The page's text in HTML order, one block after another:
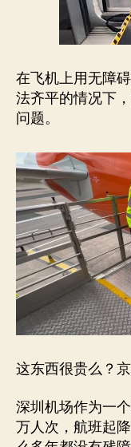
在飞机上用无障
法齐平的情况下
问题。
这东西很贵么？
深圳机场作为一
万人次，航班起